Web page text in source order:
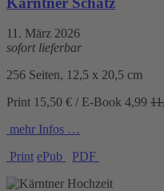
11. März 2026
sofort lieferbar
256 Seiten, 12,5 x 20,5 cm
Print 15,50 € / E-Book 4,99
mehr Infos …
Print ePub PDF